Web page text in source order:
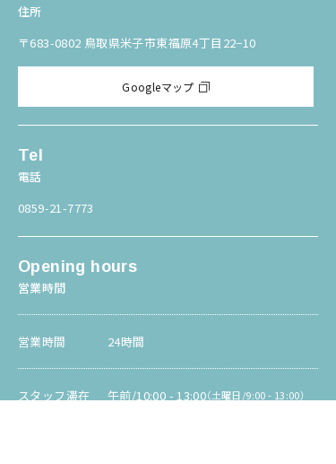
住所
〒683-0802 鳥取県米子市東福原4丁目22−10
Googleマップ
Tel
電話
0859-21-7773
Opening hours
営業時間
営業時間 24時間
スタッフ滞在 午前/10:00 - 13:00（土曜日/9:00 - 13:00）